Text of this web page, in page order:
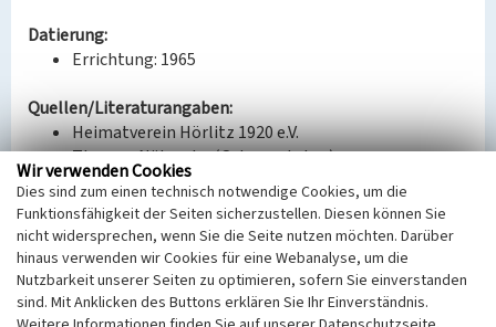
Datierung:
Errichtung: 1965
Quellen/Literaturangaben:
Heimatverein Hörlitz 1920 e.V.
Thomas Nützsche (Ortsvorsteher)
BKM-Nummer: 32001765
(Erfassungsprojekt Lausitz, BLDAM 2023)
Turn- und Schwimmhalle
Wir verwenden Cookies
Dies sind zum einen technisch notwendige Cookies, um die
Funktionsfähigkeit der Seiten sicherzustellen. Diesen können Sie
nicht widersprechen, wenn Sie die Seite nutzen möchten. Darüber
hinaus verwenden wir Cookies für eine Webanalyse, um die
Nutzbarkeit unserer Seiten zu optimieren, sofern Sie einverstanden
sind. Mit Anklicken des Buttons erklären Sie Ihr Einverständnis.